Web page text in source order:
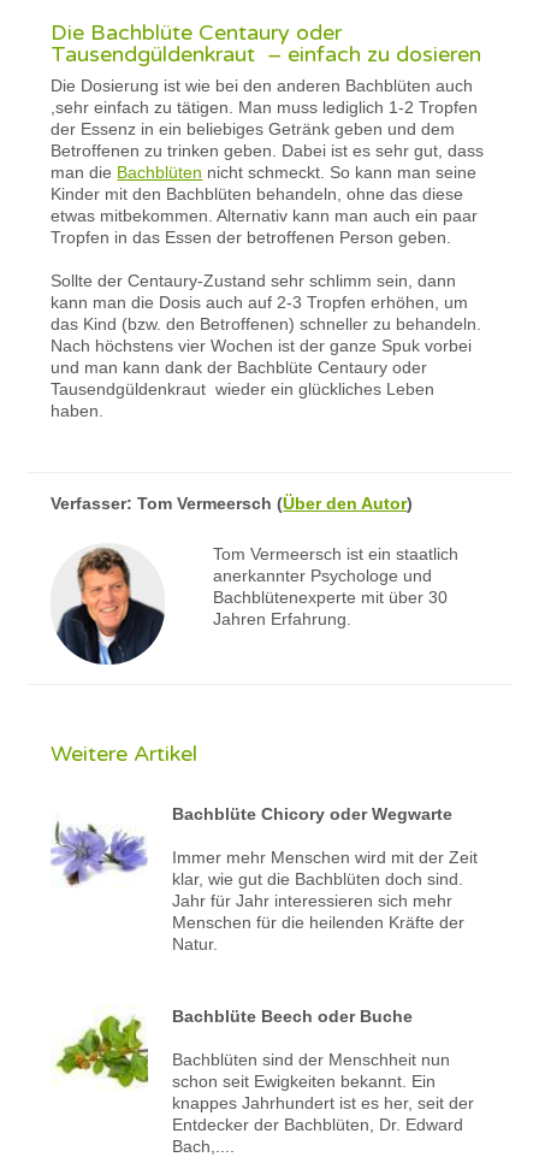
Die Bachblüte Centaury oder
Tausendgüldenkraut – einfach zu dosieren
Die Dosierung ist wie bei den anderen Bachblüten auch
,sehr einfach zu tätigen. Man muss lediglich 1-2 Tropfen
der Essenz in ein beliebiges Getränk geben und dem
Betroffenen zu trinken geben. Dabei ist es sehr gut, dass
man die Bachblüten nicht schmeckt. So kann man seine
Kinder mit den Bachblüten behandeln, ohne das diese
etwas mitbekommen. Alternativ kann man auch ein paar
Tropfen in das Essen der betroffenen Person geben.
Sollte der Centaury-Zustand sehr schlimm sein, dann
kann man die Dosis auch auf 2-3 Tropfen erhöhen, um
das Kind (bzw. den Betroffenen) schneller zu behandeln.
Nach höchstens vier Wochen ist der ganze Spuk vorbei
und man kann dank der Bachblüte Centaury oder
Tausendgüldenkraut wieder ein glückliches Leben
haben.
Verfasser:Tom Vermeersch (Über den Autor)
Tom Vermeersch ist ein staatlich
anerkannter Psychologe und
Bachblütenexperte mit über 30
Jahren Erfahrung.
Weitere Artikel
Bachblüte Chicory oder Wegwarte
Immer mehr Menschen wird mit der Zeit
klar, wie gut die Bachblüten doch sind.
Jahr für Jahr interessieren sich mehr
Menschen für die heilenden Kräfte der
Natur.
Bachblüte Beech oder Buche
Bachblüten sind der Menschheit nun
schon seit Ewigkeiten bekannt. Ein
knappes Jahrhundert ist es her, seit der
Entdecker der Bachblüten, Dr. Edward
Bach,....